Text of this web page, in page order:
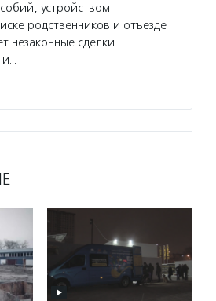
устройством
родственников и отъезде
незаконные сделки
и…